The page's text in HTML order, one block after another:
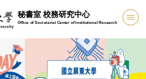
秘書室 校務研究中心
Office of Secretariat Center of Institutional Research